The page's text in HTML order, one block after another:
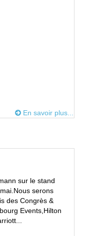
En savoir plus...
sur le stand
serons
des Congrès &
Events,Hilton